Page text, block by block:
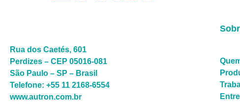
Rua dos Caetés, 601
Perdizes – CEP 05016-081
São Paulo – SP – Brasil
Telefone: +55 11 2168-6554
www.autron.com.br